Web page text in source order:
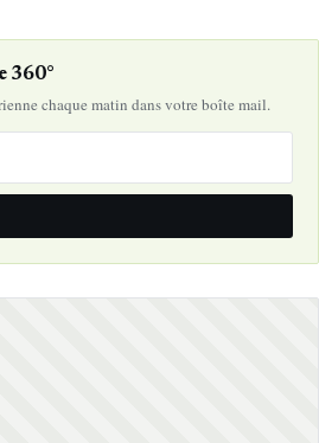
360°
chaque matin dans votre boîte mail.